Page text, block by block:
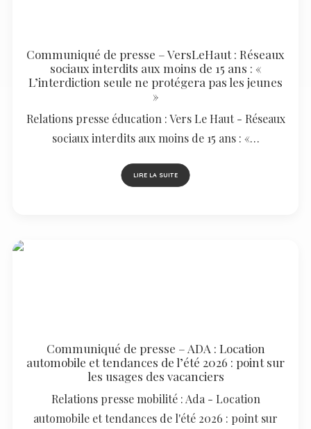
Communiqué de presse – VersLeHaut : Réseaux
sociaux interdits aux moins de 15 ans : «
L’interdiction seule ne protégera pas les jeunes
»
Relations presse éducation : Vers Le Haut - Réseaux
sociaux interdits aux moins de 15 ans : «…
LIRE LA SUITE
Communiqué de presse – ADA : Location
automobile et tendances de l’été 2026 : point sur
les usages des vacanciers
Relations presse mobilité : Ada - Location
automobile et tendances de l'été 2026 : point sur